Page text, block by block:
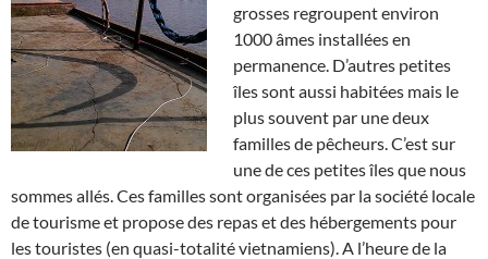
grosses regroupent environ
1000 âmes installées en
permanence. D’autres petites
îles sont aussi habitées mais le
plus souvent par une deux
familles de pêcheurs. C’est sur
une de ces petites îles que nous
sommes allés. Ces familles sont organisées par la société locale
de tourisme et propose des repas et des hébergements pour
les touristes (en quasi-totalité vietnamiens). A l’heure de la